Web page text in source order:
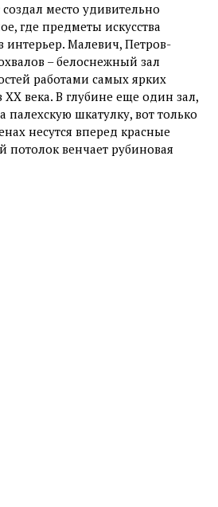
место удивительно
где предметы искусства
интерьер. Малевич, Петров-
– белоснежный зал
работами самых ярких
века. В глубине еще один зал,
шкатулку, вот только
несутся вперед красные
потолок венчает рубиновая